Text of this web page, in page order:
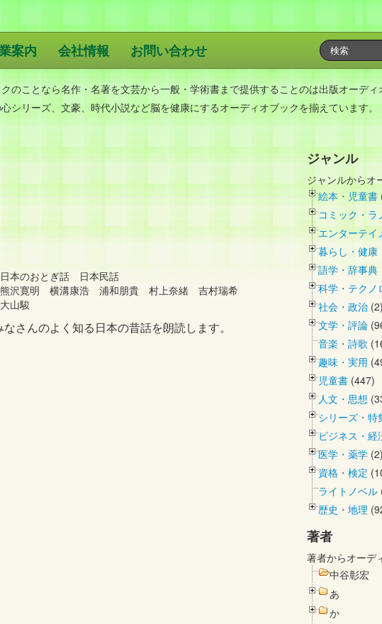
案内 会社情報 お問い合わせ
のことなら名作・名著を文芸から一般・学術書まで提供することのは出版オーディ
シリーズ、文豪、時代小説など脳を健康にするオーディオブックを揃えています。
本のおとぎ話 日本民話
沢寛明 横溝康浩 浦和朋貴 村上奈緒 吉村瑞希
山駿
さんのよく知る日本の昔話を朗読します。
ジャンル
ジャンルからオ
絵本・児童書
コミック・ラ
エンターテイ
暮らし・健康
語学・辞事典
科学・テクノ
社会・政治 (2)
文学・評論
音楽・詩歌
趣味・実用
児童書 (447)
人文・思想
シリーズ・特
ビジネス・経
医学・薬学 (2)
資格・検定
ライトノベル
歴史・地理
著者
著者からオーデ
中谷彰宏
あ
か